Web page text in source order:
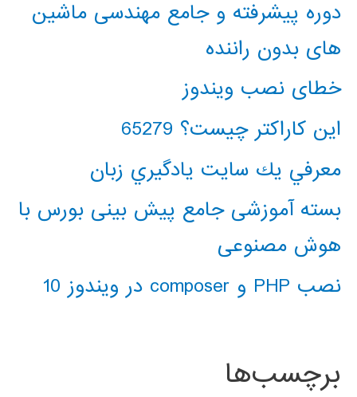
دوره پیشرفته و جامع مهندسی ماشین
های بدون راننده
خطای نصب ویندوز
این کاراکتر چیست؟ 65279
معرفي يك سايت يادگيري زبان
بسته آموزشی جامع پیش بینی بورس با
هوش مصنوعی
نصب PHP و composer در ویندوز 10
برچسب‌ها